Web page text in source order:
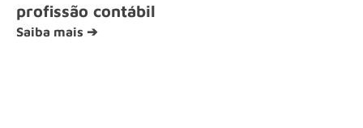
profissão contábil
Saiba mais ➔